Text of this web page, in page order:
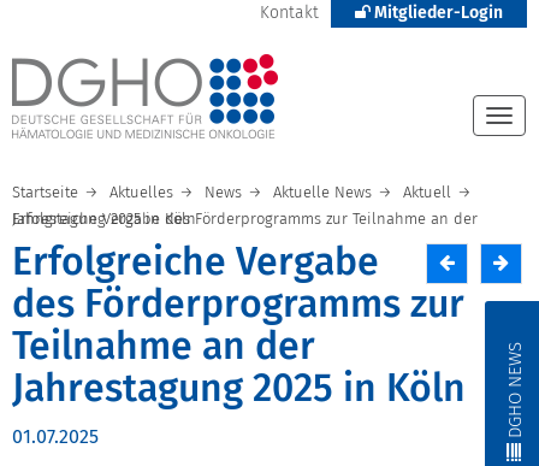
Kontakt Mitglieder-Login
DGHO NEWS
Startseite Aktuelles News Aktuelle News
Aktuell
Erfolgreiche Vergabe des Förderprogramms zur Teilnahme an der Jahrestagung 2025 in Köln
Erfolgreiche Vergabe
des Förderprogramms zur
Teilnahme an der
Jahrestagung 2025 in Köln
01.07.2025